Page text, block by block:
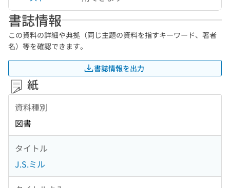
書誌情報
この資料の詳細や典拠（同じ主題の資料を指すキーワード、著者
名）等を確認できます。
書誌情報を出力
紙
資料種別
図書
タイトル
J.S.ミル